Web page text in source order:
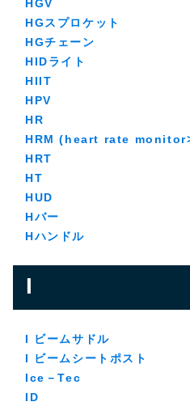
HGV
HGスプロケット
HGチェーン
HIDライト
HIIT
HPV
HR
HRM (heart rate
HRT
HT
HUD
Hバー
Hハンドル
I
I ビームサドル
I ビームシートポスト
Ice－Tec
ID